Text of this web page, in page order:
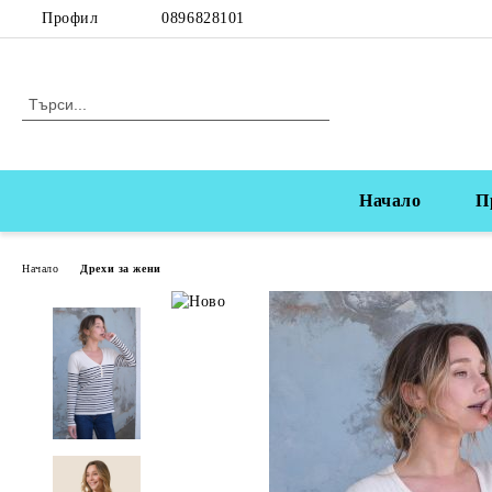
Профил 0896828101
Начало
Начало Дрехи за жени